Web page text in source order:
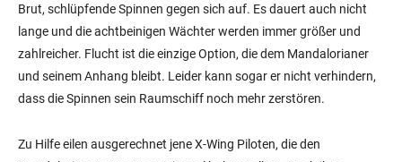
Brut, schlüpfende Spinnen gegen sich auf. Es dauert auch nicht
lange und die achtbeinigen Wächter werden immer größer und
zahlreicher. Flucht ist die einzige Option, die dem Mandalorianer
und seinem Anhang bleibt. Leider kann sogar er nicht verhindern,
dass die Spinnen sein Raumschiff noch mehr zerstören.
Zu Hilfe eilen ausgerechnet jene X-Wing Piloten, die den